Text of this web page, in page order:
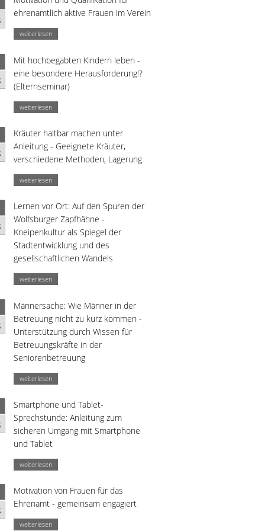
ehrenamtlich aktive Frauen im Verein
weiterlesen
Mit hochbegabten Kindern leben -
eine besondere Herausforderung!?
(Elternseminar)
weiterlesen
Kräuter haltbar machen unter
Anleitung - Geeignete Kräuter,
verschiedene Methoden, Lagerung
weiterlesen
Lernen vor Ort: Auf den Spuren der
Wolfsburger Zapfhähne -
Kneipenkultur als Spiegel der
Stadtentwicklung und des
gesellschaftlichen Wandels
weiterlesen
Männersache: Wie Männer in der
Betreuung nicht zu kurz kommen -
Unterstützung durch Wissen für
Betreuungskräfte in der
Seniorenbetreuung
weiterlesen
Smartphone und Tablet-
Sprechstunde: Anleitung zum
sicheren Umgang mit Smartphone
und Tablet
weiterlesen
Motivation von Frauen für das
Ehrenamt - gemeinsam engagiert
weiterlesen